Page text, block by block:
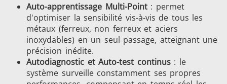
Auto-apprentissage Multi-Point: permet
d'optimiser la sensibilité vis-à-vis de tous les
métaux (ferreux, non ferreux et aciers
inoxydables) en un seul passage, atteignant une
précision inédite.
Autodiagnostic et Auto-test continus: le
système surveille constamment ses propres